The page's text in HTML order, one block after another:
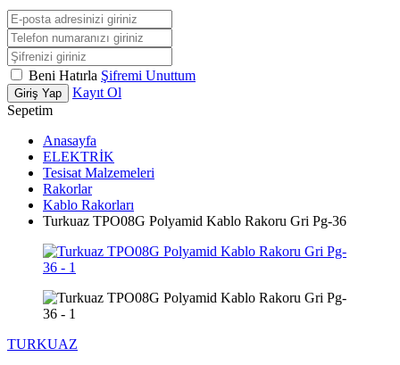
Beni Hatırla Şifremi Unuttum
Giriş Yap
Kayıt Ol
Sepetim
Anasayfa
ELEKTRİK
Tesisat Malzemeleri
Rakorlar
Kablo Rakorları
Turkuaz TPO08G Polyamid Kablo Rakoru Gri Pg-36
TURKUAZ